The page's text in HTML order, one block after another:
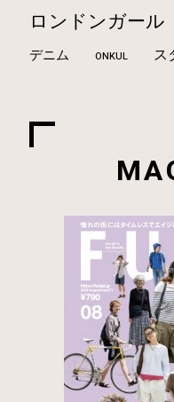
ロンドンガール
デニム ONKUL ス